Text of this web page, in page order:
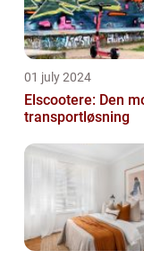
01 july 2024
Elscootere: Den
transportløsning